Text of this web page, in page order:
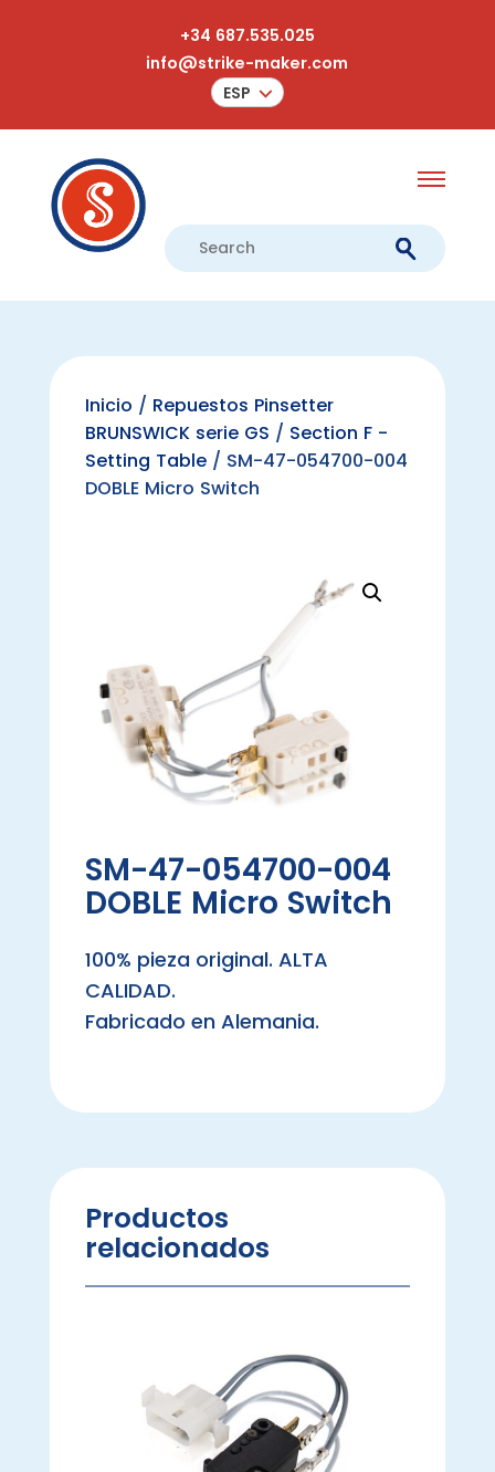
+34 687.535.025
info@strike-maker.com
ESP
Inicio / Repuestos Pinsetter
BRUNSWICK serie GS / Section F -
Setting Table/ SM-47-054700-004
DOBLE Micro Switch
SM-47-054700-004
DOBLE Micro Switch
100% pieza original. ALTA
CALIDAD.
Fabricado en Alemania.
Productos
relacionados